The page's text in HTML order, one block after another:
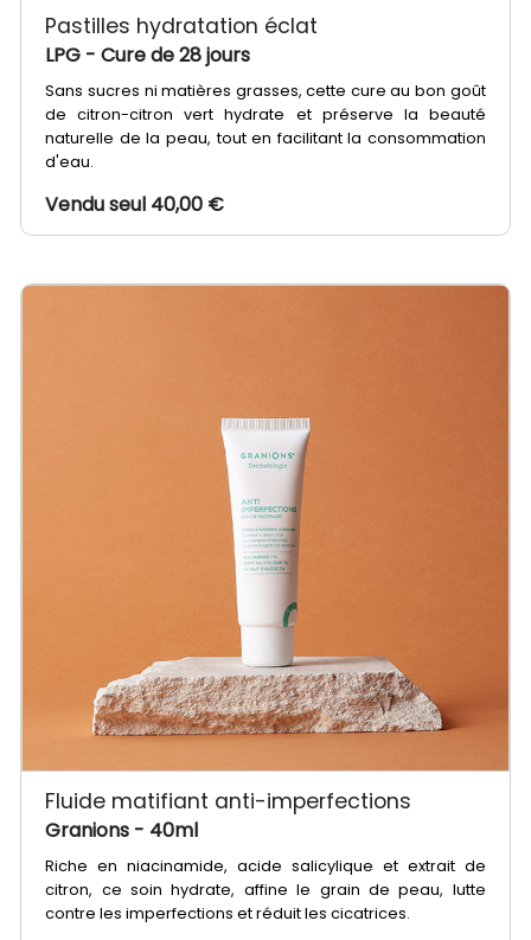
Pastilles hydratation éclat
LPG - Cure de 28 jours
Sans sucres ni matières grasses, cette cure au bon goût
de citron-citron vert hydrate et préserve la beauté
naturelle de la peau, tout en facilitant la consommation
d'eau.
Vendu seul 40,00 €
Fluide matifiant anti-imperfections
Granions - 40ml
Riche en niacinamide, acide salicylique et extrait de
citron, ce soin hydrate, affine le grain de peau, lutte
contre les imperfections et réduit les cicatrices.